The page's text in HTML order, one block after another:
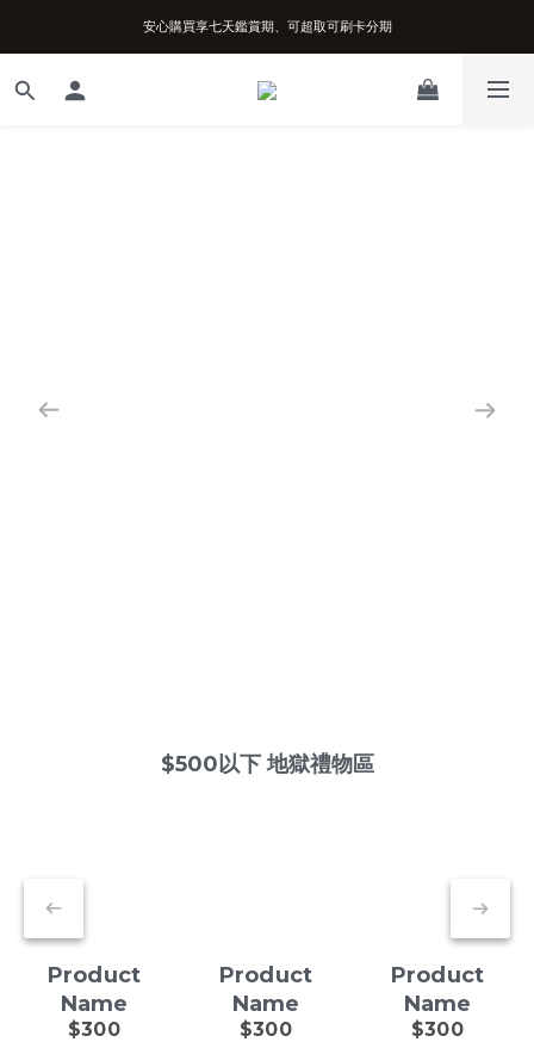
台南實體店面、兩年機芯保固、開立發票
安心購買享七天鑑賞期、可超取可刷卡分期
台南實體店面、兩年機芯保固、開立發票
$500以下 地獄禮物區
Product
Name
$300
Product
Name
$300
Product
Name
$300